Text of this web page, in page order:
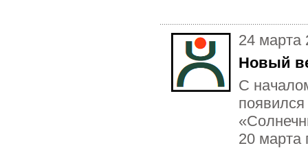
24 марта
Новый
С
20 марта